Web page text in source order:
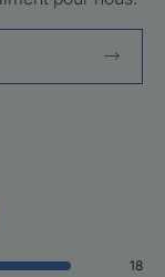
18